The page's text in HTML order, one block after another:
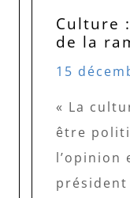
Culture
de la
15
« La
être
l’opinion
président